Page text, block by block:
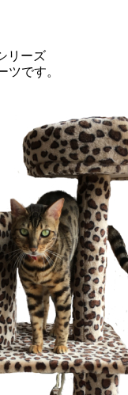
リーズ
ツです。